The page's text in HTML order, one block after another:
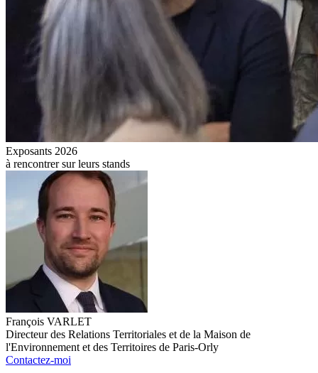
Exposants 2026
à rencontrer sur leurs stands
François VARLET
Directeur des Relations Territoriales et de la Maison de
l'Environnement et des Territoires de Paris-Orly
Contactez-moi